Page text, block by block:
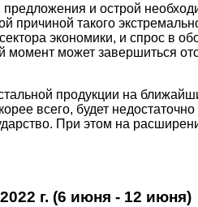
и острой
причиной такого
экономики, и спрос в
момент может завершиться
продукции на
всего, будет
При этом на
г. (6 июня - 12 июня)